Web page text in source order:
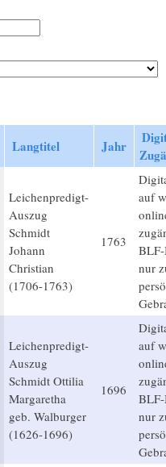
Langtitel Jahr
Leichenpredigt-
Auszug
Schmidt
Johann
Christian
(1706-1763)
1763
auf
nur
Leichenpredigt-
Auszug
Schmidt Ottilia
Margaretha
geb. Walburger
(1626-1696)
1696
auf
nur